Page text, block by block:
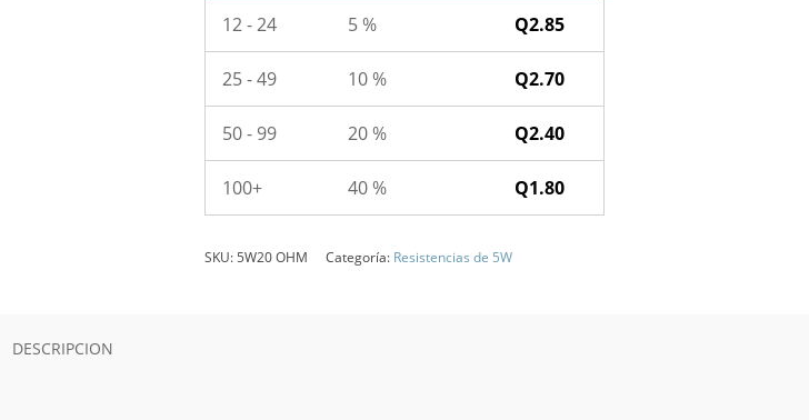
12 - 24 5 % Q2.85
25 - 49 10 % Q2.70
50 - 99 20 % Q2.40
100+ 40 % Q1.80
SKU:5W20 OHM Categoría: Resistencias de 5W
DESCRIPCION